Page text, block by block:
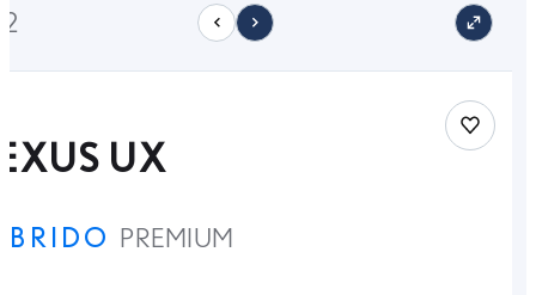
UX
PREMIUM
Save car